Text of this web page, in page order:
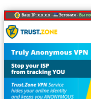
Ваш IP: x.x.x.x · Эстония ·Вы